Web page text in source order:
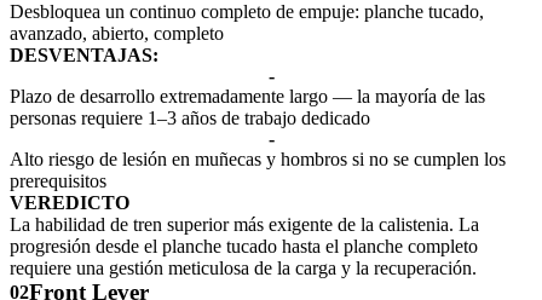
Desbloquea un continuo completo de empuje: planche tucado,
avanzado, abierto, completo
DESVENTAJAS:
-
Plazo de desarrollo extremadamente largo — la mayoría de las
personas requiere 1–3 años de trabajo dedicado
-
Alto riesgo de lesión en muñecas y hombros si no se cumplen los
prerequisitos
VEREDICTO
La habilidad de tren superior más exigente de la calistenia. La
progresión desde el planche tucado hasta el planche completo
requiere una gestión meticulosa de la carga y la recuperación.
02Front Lever